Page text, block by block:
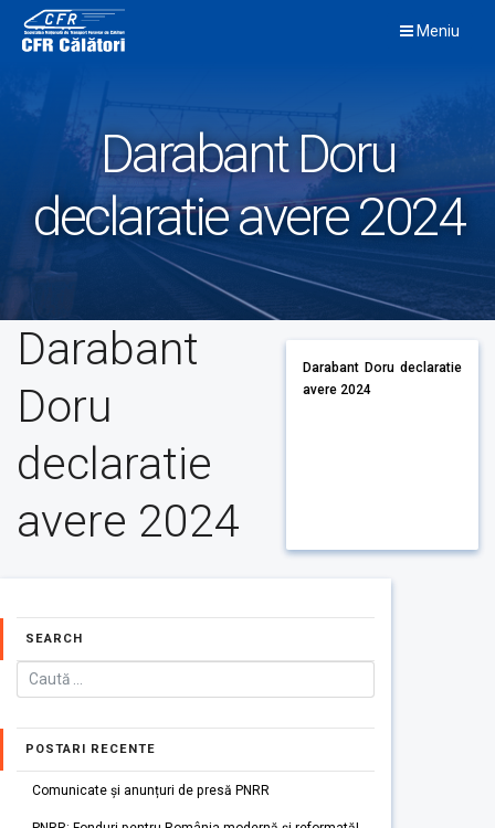
content
Meniu
Darabant Doru
declaratie avere 2024
Darabant
Doru
declaratie
avere 2024
Darabant Doru declaratie
avere 2024
SEARCH
POSTARI RECENTE
Comunicate și anunțuri de presă PNRR